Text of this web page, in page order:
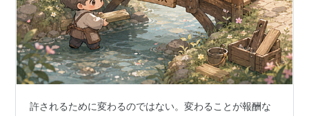
許されるために変わるのではない。変わることが報酬な